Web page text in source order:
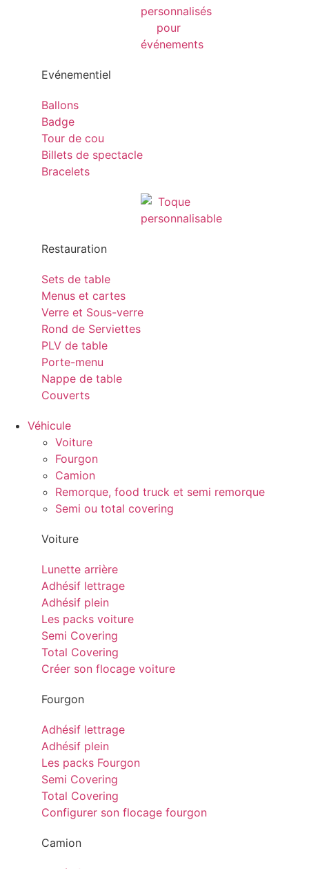
Evénementiel
Ballons
Badge
Tour de cou
Billets de spectacle
Bracelets
Restauration
Sets de table
Menus et cartes
Verre et Sous-verre
Rond de Serviettes
PLV de table
Porte-menu
Nappe de table
Couverts
Véhicule
Voiture
Fourgon
Camion
Remorque, food truck et semi remorque
Semi ou total covering
Voiture
Lunette arrière
Adhésif lettrage
Adhésif plein
Les packs voiture
Semi Covering
Total Covering
Créer son flocage voiture
Fourgon
Adhésif lettrage
Adhésif plein
Les packs Fourgon
Semi Covering
Total Covering
Configurer son flocage fourgon
Camion